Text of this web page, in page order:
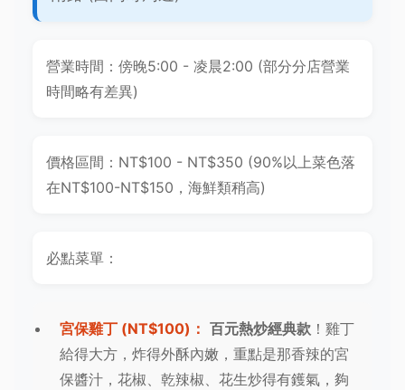
營業時間：傍晚5:00 - 凌晨2:00 (部分分店營業
時間略有差異)
價格區間：NT$100 - NT$350 (90%以上菜色落
在NT$100-NT$150，海鮮類稍高)
必點菜單：
宮保雞丁 (NT$100)： 百元熱炒經典款 ！雞丁
給得大方，炸得外酥內嫩，重點是那香辣的宮
保醬汁，花椒、乾辣椒、花生炒得有鑊氣，夠